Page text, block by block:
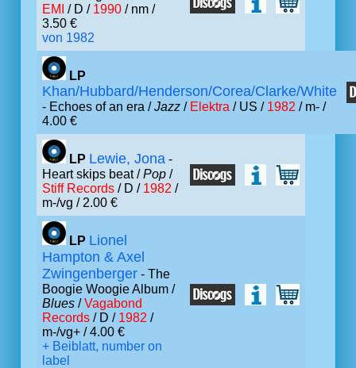
EMI / D / 1990 / nm /
3.50 €
von 1982
LP
Khan/Hubbard/Henderson/Corea/Clarke/White
- Echoes of an era /Jazz / Elektra / US / 1982 / m- /
4.00 €
LP Lewie, Jona -
Heart skips beat /Pop /
Stiff Records / D / 1982 /
m-/vg / 2.00 €
LP Lionel
Hampton & Axel
Zwingenberger - The
Boogie Woogie Album /
Blues /Vagabond
Records / D / 1982 /
m-/vg+ / 4.00 €
+ Beiblatt, number on
label